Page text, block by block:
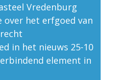
Vredenburg
over het erfgoed van
in het nieuws 25-10
element in